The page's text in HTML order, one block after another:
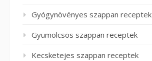
Gyógynövényes szappan receptek
Gyümölcsös szappan receptek
Kecsketejes szappan receptek